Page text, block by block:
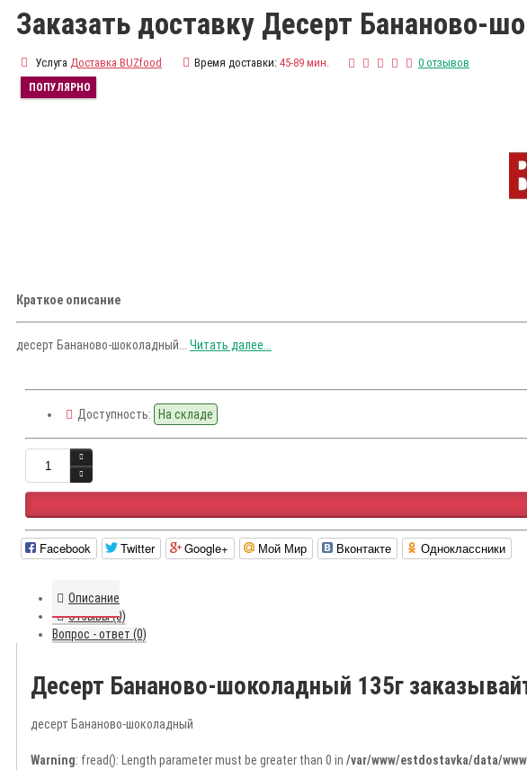
Заказать доставку Десерт Бананово-
Услуга Доставка BUZfood Время доставки: 45-89 мин. 0 отзывов
ПОПУЛЯРНО
Краткое описание
десерт Бананово-шоколадный... Читать далее...
Доступность: На складе
Facebook Twitter Google+ Мой Мир Вконтакте Одноклассники
Описание
Отзывы (0)
Вопрос - ответ (0)
Десерт Бананово-шоколадный 135г
десерт Бананово-шоколадный
Warning: fread(): Length parameter must be greater than 0 in /var/www/estdostavka/data/